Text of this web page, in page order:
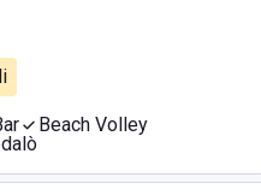
Beach Volley